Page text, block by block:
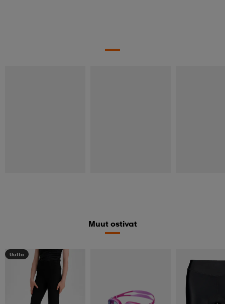
Muut ostivat
Uutta